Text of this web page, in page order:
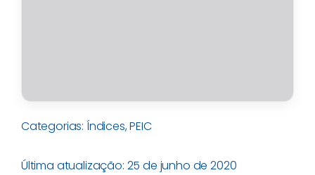
Categorias: Índices,PEIC
Última atualização: 25 de junho de 2020